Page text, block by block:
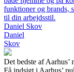
funktioner og brands,
til din arbejdsstil.
Daniel Skov
Daniel
Skov
Det bedste af Aarhus’
Få indsigt i Aarhus’